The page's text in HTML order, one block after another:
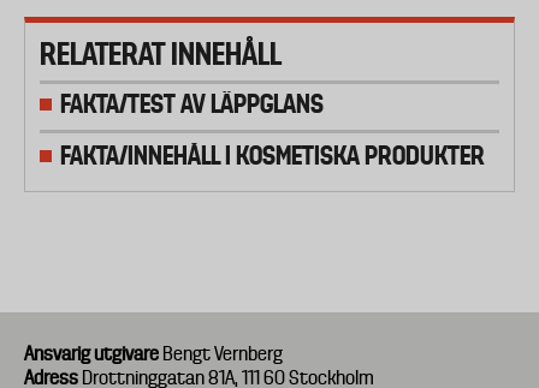
RELATERAT INNEHÅLL
FAKTA/TEST AV LÄPPGLANS
FAKTA/INNEHÅLL I KOSMETISKA PRODUKTER
Ansvarig utgivare Bengt Vernberg
Adress Drottninggatan 81A, 111 60 Stockholm